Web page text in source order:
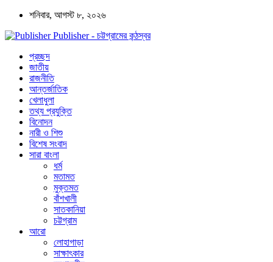
শনিবার, আগস্ট ৮, ২০২৬
Publisher - চট্টগ্রামের কন্ঠস্বর
প্রচ্ছদ
জাতীয়
রাজনীতি
আন্তর্জাতিক
খেলাধুলা
তথ্য প্রযুক্তি
বিনোদন
নারী ও শিশু
বিশেষ সংবাদ
সারা বাংলা
ধর্ম
মতামত
মুক্তমত
বাঁশখালী
সাতকানিয়া
চট্টগ্রাম
আরো
লোহাগাড়া
সাক্ষাৎকার